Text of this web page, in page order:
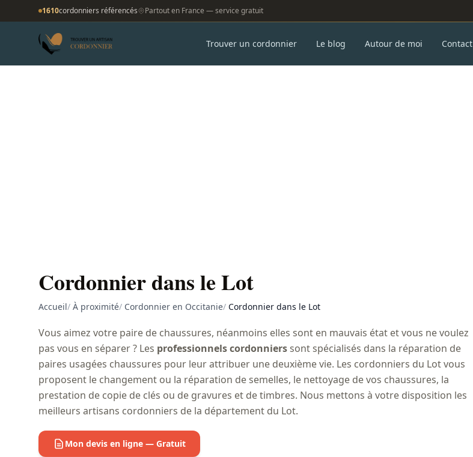
1610cordonniers référencés Partout en France — service gratuit
Trouver un cordonnier Le blog Autour de moi Contact
Cordonnier dans le Lot
Accueil/ À proximité/ Cordonnier en Occitanie/ Cordonnier dans le Lot
Vous aimez votre paire de chaussures, néanmoins elles sont en mauvais état et vous ne voulez
pas vous en séparer ? Les professionnels cordonnierssont spécialisés dans la réparation de
paires usagées chaussures pour leur attribuer une deuxième vie. Les cordonniers du Lot vous
proposent le changement ou la réparation de semelles, le nettoyage de vos chaussures, la
prestation de copie de clés ou de gravures et de timbres. Nous mettons à votre disposition les
meilleurs artisans cordonniers de la département du Lot.
Mon devis en ligne — Gratuit